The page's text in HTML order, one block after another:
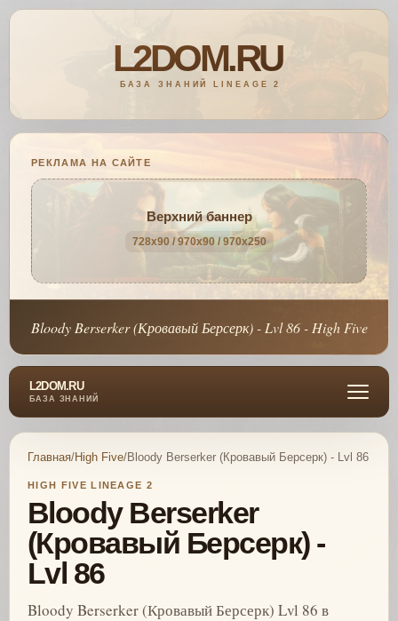
РЕКЛАМА НА САЙТЕ
Верхний баннер
728x90 / 970x90 / 970x250
Bloody Berserker (Кровавый Берсерк) - Lvl 86 - High Five
L2DOM.RU
БАЗА ЗНАНИЙ
Главная/High Five/Bloody Berserker (Кровавый Берсерк) - Lvl 86
HIGH FIVE LINEAGE 2
Bloody Berserker
(Кровавый Берсерк) -
Lvl 86
Bloody Berserker (Кровавый Берсерк) Lvl 86 в